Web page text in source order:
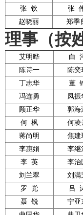
张 钦
张
赵晓丽
郑季
理事（按
艾明晔 白
陈诗一
陈奕
丁志华
董
冯连勇
凤振
顾正华
郭海
何 枫 何凌
蒋尚明
焦建
李惠娟
李继
李 英 李治
刘兰翠
刘满
罗
党 吕
聂 锐 宁亚